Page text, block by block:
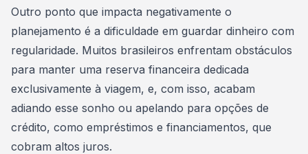
Outro ponto que impacta negativamente o
planejamento é a dificuldade em guardar dinheiro com
regularidade. Muitos brasileiros enfrentam obstáculos
para manter uma reserva financeira dedicada
exclusivamente à viagem, e, com isso, acabam
adiando esse sonho ou apelando para opções de
crédito, como empréstimos e financiamentos, que
cobram altos juros.